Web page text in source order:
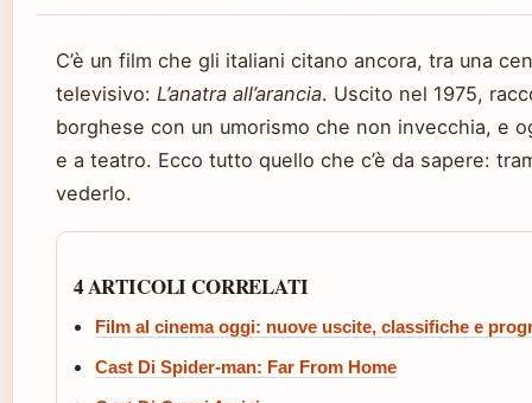
C’è un film che gli italiani citano ancora, tra una
televisivo: L’anatra all’arancia. Uscito nel 1975,
borghese con un umorismo che non invecchia, e
e a teatro. Ecco tutto quello che c’è da sapere:
vederlo.
4 ARTICOLI CORRELATI
Film al cinema oggi: nuove uscite, classifiche e
Cast Di Spider-man: Far From Home